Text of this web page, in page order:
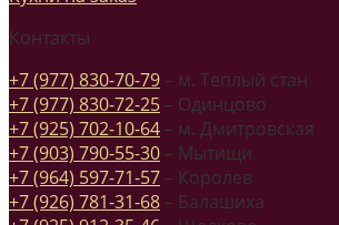
Контакты
+7 (977) 830-70-79 – м. Теплый стан
+7 (977) 830-72-25 – Одинцово
+7 (925) 702-10-64 – м. Дмитровская
+7 (903) 790-55-30 – Мытищи
+7 (964) 597-71-57 – Королев
+7 (926) 781-31-68 – Балашиха